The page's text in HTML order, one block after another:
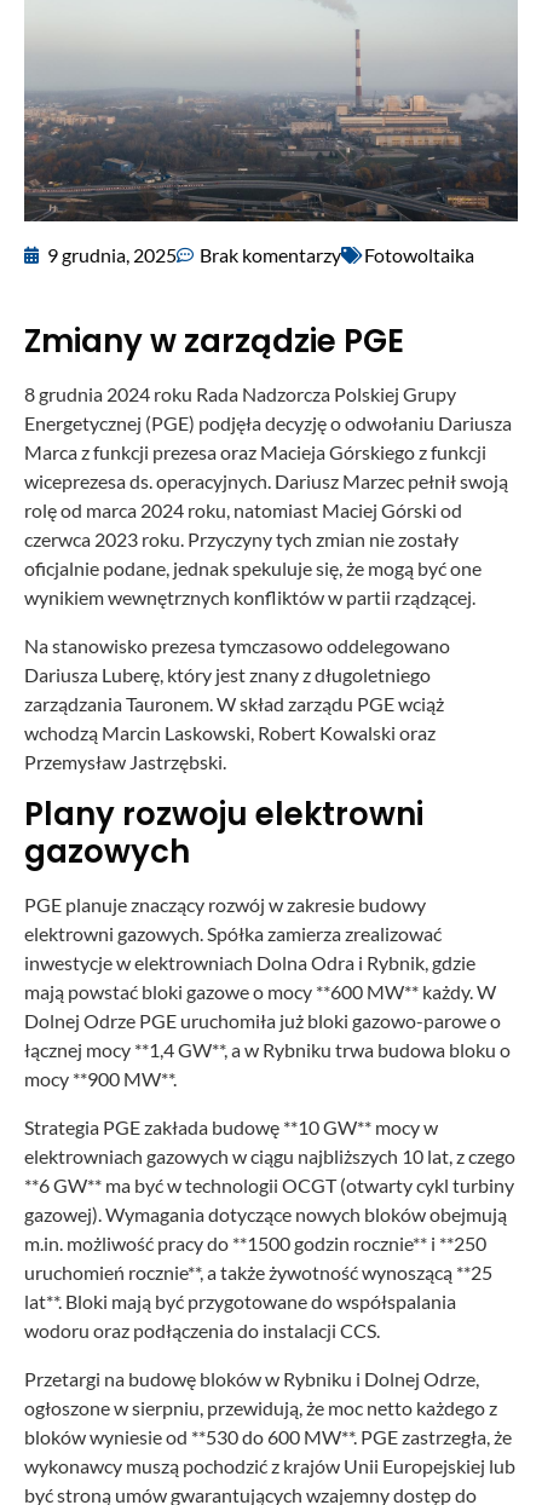
9 grudnia, 2025 Brak komentarzy Fotowoltaika
Zmiany w zarządzie PGE
8 grudnia 2024 roku Rada Nadzorcza Polskiej Grupy
Energetycznej (PGE) podjęła decyzję o odwołaniu Dariusza
Marca z funkcji prezesa oraz Macieja Górskiego z funkcji
wiceprezesa ds. operacyjnych. Dariusz Marzec pełnił swoją
rolę od marca 2024 roku, natomiast Maciej Górski od
czerwca 2023 roku. Przyczyny tych zmian nie zostały
oficjalnie podane, jednak spekuluje się, że mogą być one
wynikiem wewnętrznych konfliktów w partii rządzącej.
Na stanowisko prezesa tymczasowo oddelegowano
Dariusza Luberę, który jest znany z długoletniego
zarządzania Tauronem. W skład zarządu PGE wciąż
wchodzą Marcin Laskowski, Robert Kowalski oraz
Przemysław Jastrzębski.
Plany rozwoju elektrowni
gazowych
PGE planuje znaczący rozwój w zakresie budowy
elektrowni gazowych. Spółka zamierza zrealizować
inwestycje w elektrowniach Dolna Odra i Rybnik, gdzie
mają powstać bloki gazowe o mocy **600 MW** każdy. W
Dolnej Odrze PGE uruchomiła już bloki gazowo-parowe o
łącznej mocy **1,4 GW**, a w Rybniku trwa budowa bloku o
mocy **900 MW**.
Strategia PGE zakłada budowę **10 GW** mocy w
elektrowniach gazowych w ciągu najbliższych 10 lat, z czego
**6 GW** ma być w technologii OCGT (otwarty cykl turbiny
gazowej). Wymagania dotyczące nowych bloków obejmują
m.in. możliwość pracy do **1500 godzin rocznie** i **250
uruchomień rocznie**, a także żywotność wynoszącą **25
lat**. Bloki mają być przygotowane do współspalania
wodoru oraz podłączenia do instalacji CCS.
Przetargi na budowę bloków w Rybniku i Dolnej Odrze,
ogłoszone w sierpniu, przewidują, że moc netto każdego z
bloków wyniesie od **530 do 600 MW**. PGE zastrzegła, że
wykonawcy muszą pochodzić z krajów Unii Europejskiej lub
być stroną umów gwarantujących wzajemny dostęp do